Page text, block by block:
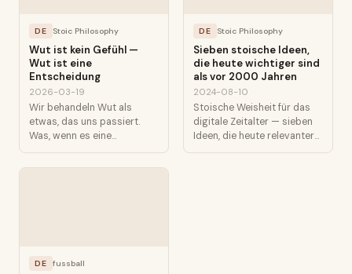
DE Stoic Philosophy
Wut ist kein Gefühl —
Wut ist eine
Entscheidung
2026-03-19
Wir behandeln Wut als
etwas, das uns passiert.
Was, wenn es eine
Entscheidung ist?
DE Stoic Philosophy
Sieben stoische Ideen,
die heute wichtiger sind
als vor 2000 Jahren
2024-08-10
Stoische Weisheit für das
digitale Zeitalter — sieben
Ideen, die heute relevanter
sind denn je.
DE fussball